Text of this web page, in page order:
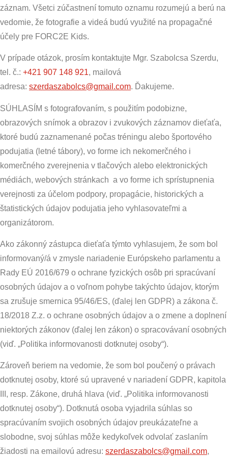
záznam. Všetci zúčastnení tomuto oznamu rozumejú a berú na
vedomie, že fotografie a videá budú využité na propagačné
účely pre FORC2E Kids.
V prípade otázok, prosím kontaktujte Mgr. Szabolcsa Szerdu,
tel. č.: +421 907 148 921, mailová
adresa: szerdaszabolcs@gmail.com. Ďakujeme.
SÚHLASÍM s fotografovaním, s použitím podobizne,
obrazových snímok a obrazov i zvukových záznamov dieťaťa,
ktoré budú zaznamenané počas tréningu alebo športového
podujatia (letné tábory), vo forme ich nekomerčného i
komerčného zverejnenia v tlačových alebo elektronických
médiách, webových stránkach a vo forme ich sprístupnenia
verejnosti za účelom podpory, propagácie, historických a
štatistických údajov podujatia jeho vyhlasovateľmi a
organizátorom.
Ako zákonný zástupca dieťaťa týmto vyhlasujem, že som bol
informovaný/á v zmysle nariadenie Európskeho parlamentu a
Rady EÚ 2016/679 o ochrane fyzických osôb pri spracúvaní
osobných údajov a o voľnom pohybe takýchto údajov, ktorým
sa zrušuje smernica 95/46/ES, (ďalej len GDPR) a zákona č.
18/2018 Z.z. o ochrane osobných údajov a o zmene a doplnení
niektorých zákonov (ďalej len zákon) o spracovávaní osobných
(viď. „Politika informovanosti dotknutej osoby“).
Zároveň beriem na vedomie, že som bol poučený o právach
dotknutej osoby, ktoré sú upravené v nariadení GDPR, kapitola
III, resp. Zákone, druhá hlava (viď. „Politika informovanosti
dotknutej osoby“). Dotknutá osoba vyjadrila súhlas so
spracúvaním svojich osobných údajov preukázateľne a
slobodne, svoj súhlas môže kedykoľvek odvolať zaslaním
žiadosti na emailovú adresu: szerdaszabolcs@gmail.com,